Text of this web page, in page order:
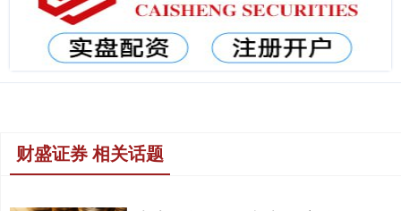
财盛证券 相关话题